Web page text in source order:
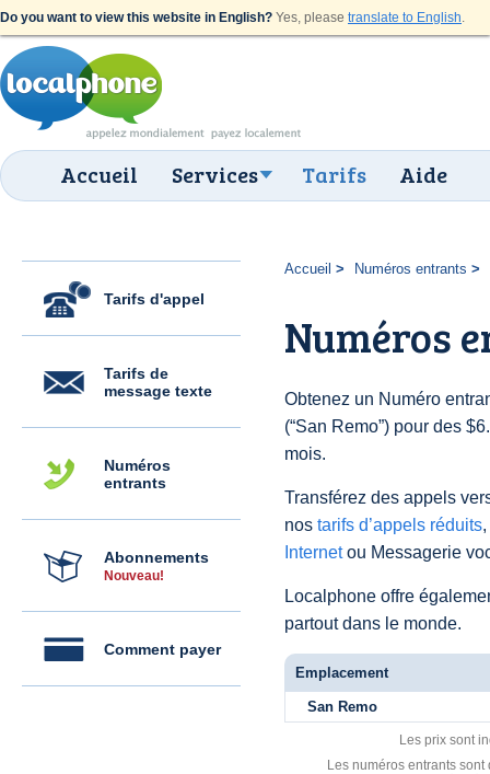
Do you want to view this website in English? Yes, please translate to English.
Accueil Services Tarifs Aide
Tarifs d'appel
Tarifs de
message texte
Numéros
entrants
Abonnements
Nouveau!
Comment payer
Accueil Numéros entrants
Numéros
Obtenez un Numéro
(“San Remo”) pour des
mois.
Transférez des appels
nos tarifs d’appels réduits
Internetou Messagerie
Localphone offre
partout dans le monde.
Emplacement
San Remo
Les prix sont
Les numéros entrants